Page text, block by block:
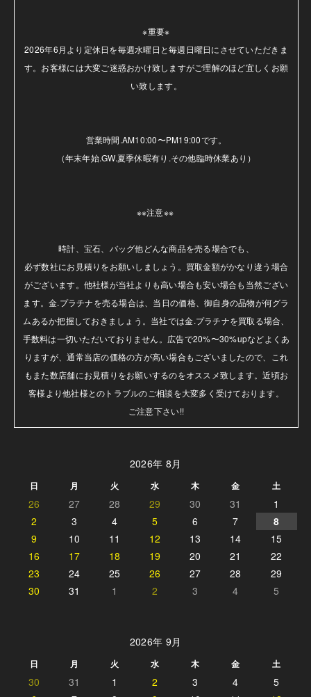
※重要※
2026年6月より定休日を毎週水曜日と毎週日曜日にさせていただきま
す。お客様には大変ご迷惑おかけ致しますがご理解のほど宜しくお願
い致します。
営業時間.AM10:00〜PM19:00です。
（年末年始.GW.夏季休暇有り.その他臨時休業あり）
※※注意※※
時計、宝石、バッグ他どんな商品を売る場合でも、
必ず数社にお見積りをお願いしましょう。買取金額がかなり違う場合
がございます。他社様が当社よりも高い場合も安い場合も当然ござい
ます。金.プラチナを売る場合は、当日の価格、御自身の品物が何グラ
ムあるか把握しておきましょう。当社では金.プラチナを買取る場合、
手数料は一切いただいておりません。広告で20%〜30%upなどよくあ
りますが、通常当店の価格の方が高い場合もございましたので、これ
もまた数店舗にお見積りをお願いするのをオススメ致します。近頃お
客様より他社様とのトラブルのご相談を大変多く受けております。
ご注意下さい!!
2026年 8月
日 月 火 水 木 金 土
26 27 28 29 30 31
1
2
3 4 5 6 7
8
9
10 11 12 13 14
15
16
17 18 19 20 21
22
23
24 25 26 27 28
29
30
31 1 2 3 4 5
2026年 9月
日 月 火 水 木 金 土
30 31 1 2 3 4
5